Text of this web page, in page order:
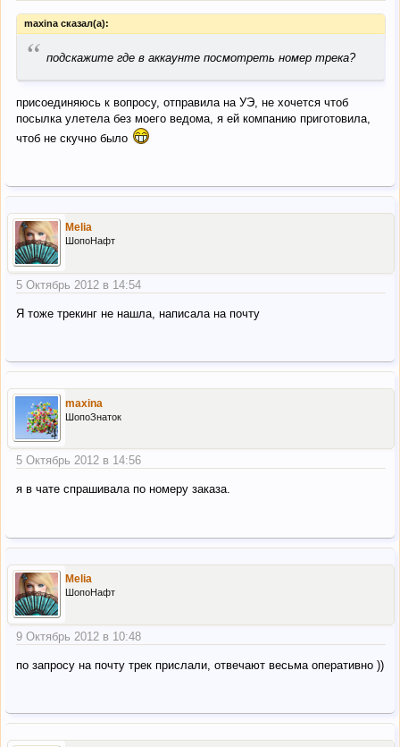
maxina сказал(а):
“ подскажите где в аккаунте посмотреть номер трека?
присоединяюсь к вопросу, отправила на УЭ, не хочется чтоб
посылка улетела без моего ведома, я ей компанию приготовила,
чтоб не скучно было
Melia
ШопоНафт
5 Октябрь 2012 в 14:54
Я тоже трекинг не нашла, написала на почту
maxina
ШопоЗнаток
5 Октябрь 2012 в 14:56
я в чате спрашивала по номеру заказа.
Melia
ШопоНафт
9 Октябрь 2012 в 10:48
по запросу на почту трек прислали, отвечают весьма оперативно ))